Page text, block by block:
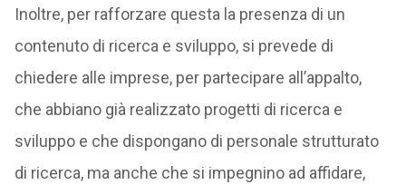
Inoltre, per rafforzare questa la presenza di un
contenuto di ricerca e sviluppo, si prevede di
chiedere alle imprese, per partecipare all’appalto,
che abbiano già realizzato progetti di ricerca e
sviluppo e che dispongano di personale strutturato
di ricerca, ma anche che si impegnino ad affidare,